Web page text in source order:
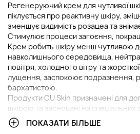
Регенеруючий крем для чутливої
піклується про реактивну шкіру,
зменшує видимість розацеа та
Стимулює процеси загоєння,
Крем робить шкіру менш чутливою
навколишнього середовища,
повітря, холодного вітру та
лущення, заспокоює подразнення,
бархатистою.
Продукти CU Skin призначені для
шкірою та засновані на спеціальних
розроблених у власних
ховаються два основні інгредієнти
ПОКАЗАТИ БІЛЬШЕ